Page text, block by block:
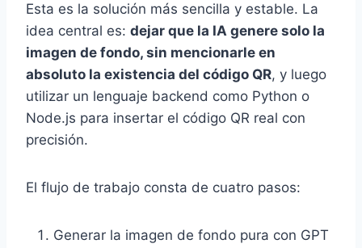
Esta es la solución más sencilla y estable. La
idea central es: dejar que la IA genere solo la
imagen de fondo, sin mencionarle en
absoluto la existencia del código QR, y luego
utilizar un lenguaje backend como Python o
Node.js para insertar el código QR real con
precisión.
El flujo de trabajo consta de cuatro pasos:
Generar la imagen de fondo pura con GPT